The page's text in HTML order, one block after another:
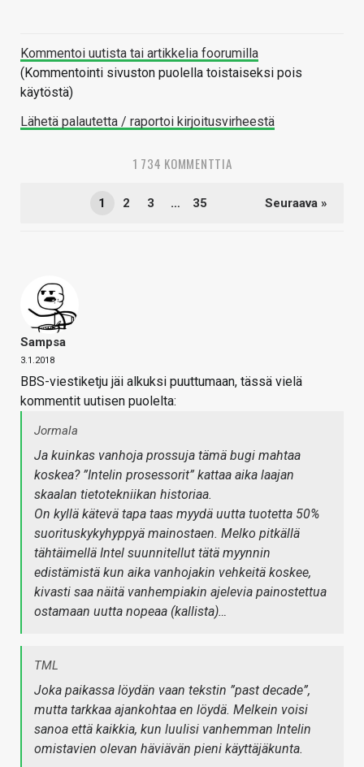
Kommentoi uutista tai artikkelia foorumilla
(Kommentointi sivuston puolella toistaiseksi pois
käytöstä)
Lähetä palautetta / raportoi kirjoitusvirheestä
1 734 KOMMENTTIA
1 2 3 … 35 Seuraava »
Sampsa
3.1.2018
BBS-viestiketju jäi alkuksi puuttumaan, tässä vielä
kommentit uutisen puolelta:
Jormala
Ja kuinkas vanhoja prossuja tämä bugi mahtaa
koskea? ”Intelin prosessorit” kattaa aika laajan
skaalan tietotekniikan historiaa.
On kyllä kätevä tapa taas myydä uutta tuotetta 50%
suorituskykyhyppyä mainostaen. Melko pitkällä
tähtäimellä Intel suunnitellut tätä myynnin
edistämistä kun aika vanhojakin vehkeitä koskee,
kivasti saa näitä vanhempiakin ajelevia painostettua
ostamaan uutta nopeaa (kallista)…
TML
Joka paikassa löydän vaan tekstin ”past decade”,
mutta tarkkaa ajankohtaa en löydä. Melkein voisi
sanoa että kaikkia, kun luulisi vanhemman Intelin
omistavien olevan häviävän pieni käyttäjäkunta.